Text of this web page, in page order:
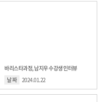
바리스타과정, 남지우 수강생 인터뷰
날 짜 2024.01.22